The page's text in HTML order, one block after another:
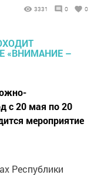
3331 0 0
с 20 мая по 20
мероприятие
Республики